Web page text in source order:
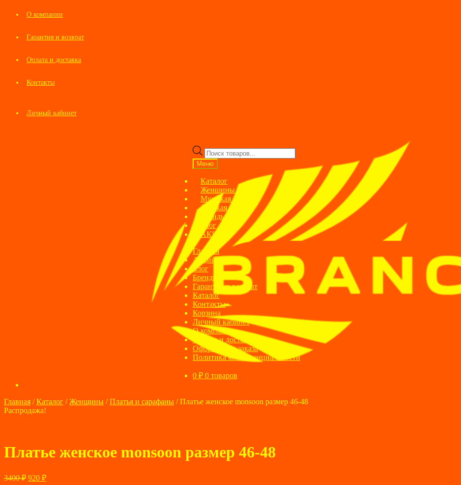
О компании
Гарантия и возврат
Оплата и доставка
Контакты
Личный кабинет
Поиск
товаров
Меню
Каталог
Женщины
Мужская одежда
Детская одежда
Бренды
Блог
АКЦИИ
Главная
Акции
Блог
Бренды
Гарантия и возврат
Каталог
Контакты
Корзина
Личный кабинет
О компании
Оплата и доставка
Оформление заказа
Политика конфиденциальности
0 ₽ 0 товаров
Главная /Каталог /Женщины /Платья и сарафаны /Платье женское monsoon размер 46-48
Распродажа!
Платье женское monsoon размер 46-48
3400₽ Первоначальная
920 ₽Текущая